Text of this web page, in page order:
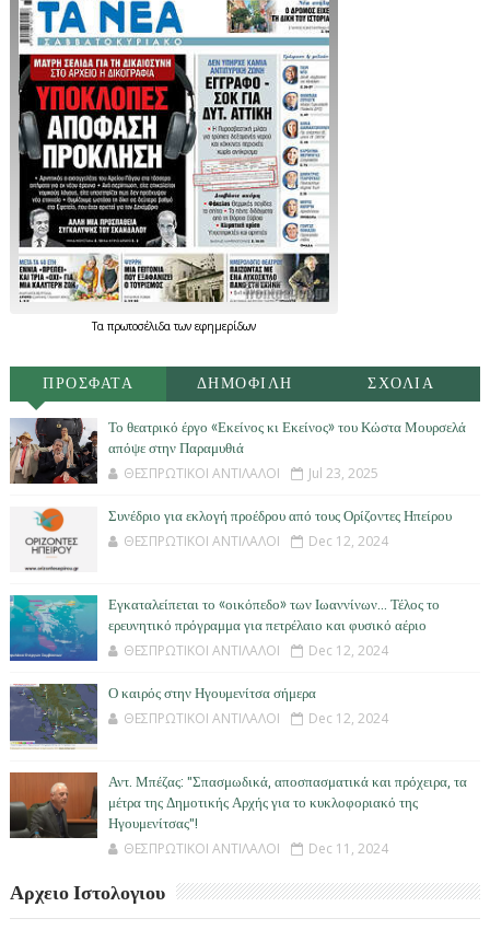
Τα πρωτοσέλιδατων εφημερίδων
ΠΡΟΣΦΑΤΑ ΔΗΜΟΦΙΛΗ ΣΧΟΛΙΑ
Το θεατρικό έργο «Εκείνος κι Εκείνος» του Κώστα Μουρσελά
απόψε στην Παραμυθιά
ΘΕΣΠΡΩΤΙΚΟΙ ΑΝΤΙΛΑΛΟΙ Jul 23, 2025
Συνέδριο για εκλογή προέδρου από τους Ορίζοντες Ηπείρου
ΘΕΣΠΡΩΤΙΚΟΙ ΑΝΤΙΛΑΛΟΙ Dec 12, 2024
Εγκαταλείπεται το «οικόπεδο» των Ιωαννίνων… Τέλος το
ερευνητικό πρόγραμμα για πετρέλαιο και φυσικό αέριο
ΘΕΣΠΡΩΤΙΚΟΙ ΑΝΤΙΛΑΛΟΙ Dec 12, 2024
Ο καιρός στην Ηγουμενίτσα σήμερα
ΘΕΣΠΡΩΤΙΚΟΙ ΑΝΤΙΛΑΛΟΙ Dec 12, 2024
Αντ. Μπέζας: "Σπασμωδικά, αποσπασματικά και πρόχειρα, τα
μέτρα της Δημοτικής Αρχής για το κυκλοφοριακό της
Ηγουμενίτσας"!
ΘΕΣΠΡΩΤΙΚΟΙ ΑΝΤΙΛΑΛΟΙ Dec 11, 2024
Αρχειο Ιστολογιου